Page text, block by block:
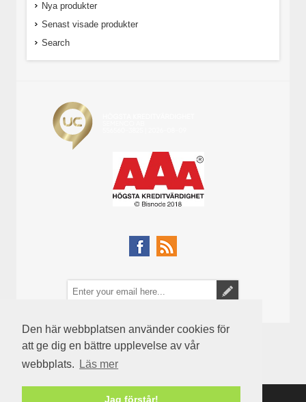
Den här webbplatsen använder cookies för
att ge dig en bättre upplevelse av vår
webbplats.
Läs mer
Jag förstår!
Nya produkter
Senast visade produkter
Search